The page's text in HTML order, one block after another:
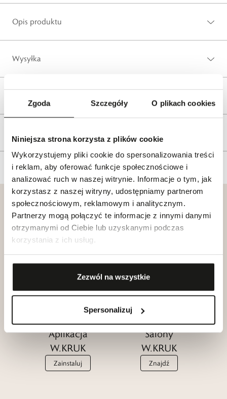
Zgoda Szczegóły O plikach cookies
Niniejsza strona korzysta z plików cookie
Wykorzystujemy pliki cookie do spersonalizowania treści
i reklam, aby oferować funkcje społecznościowe i
analizować ruch w naszej witrynie. Informacje o tym, jak
korzystasz z naszej witryny, udostępniamy partnerom
społecznościowym, reklamowym i analitycznym.
Partnerzy mogą połączyć te informacje z innymi danymi
otrzymanymi od Ciebie lub uzyskanymi podczas
korzystania z ich usług.
Zezwól na wszystkie
Spersonalizuj
Opis produktu
Wysyłka
Klub dla
Przyjaciół
W.KRUK
Zobacz
Aplikacja
W.KRUK
Zainstaluj
Salony
W.KRUK
Znajdź